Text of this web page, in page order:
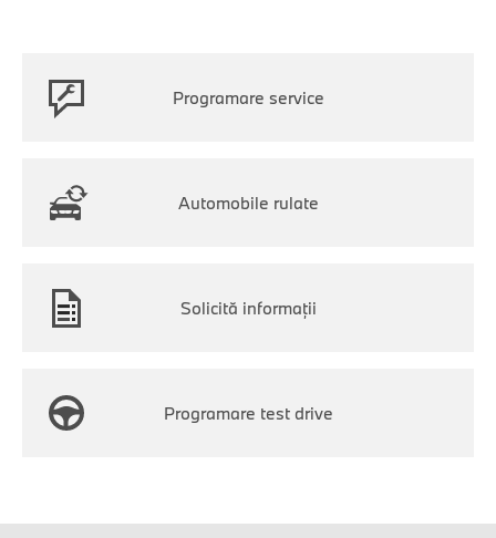
Programare service
Automobile rulate
Solicită informaţii
Programare test drive